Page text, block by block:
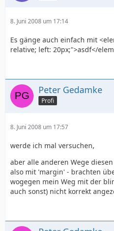
8. Juni 2008 um 17:14
Es gänge auch einfach mit
relative; left: 20px;">asdf</
Peter Gedamke
Profi
8. Juni 2008 um 17:57
werde ich mal versuchen,
aber alle anderen Wege
also mit 'margin' - brachten
wogegen mein Weg mit der
auch sonst) nicht korrekt